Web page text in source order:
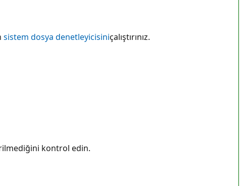
sistem dosya denetleyicisiniçalıştırınız.
kontrol edin.